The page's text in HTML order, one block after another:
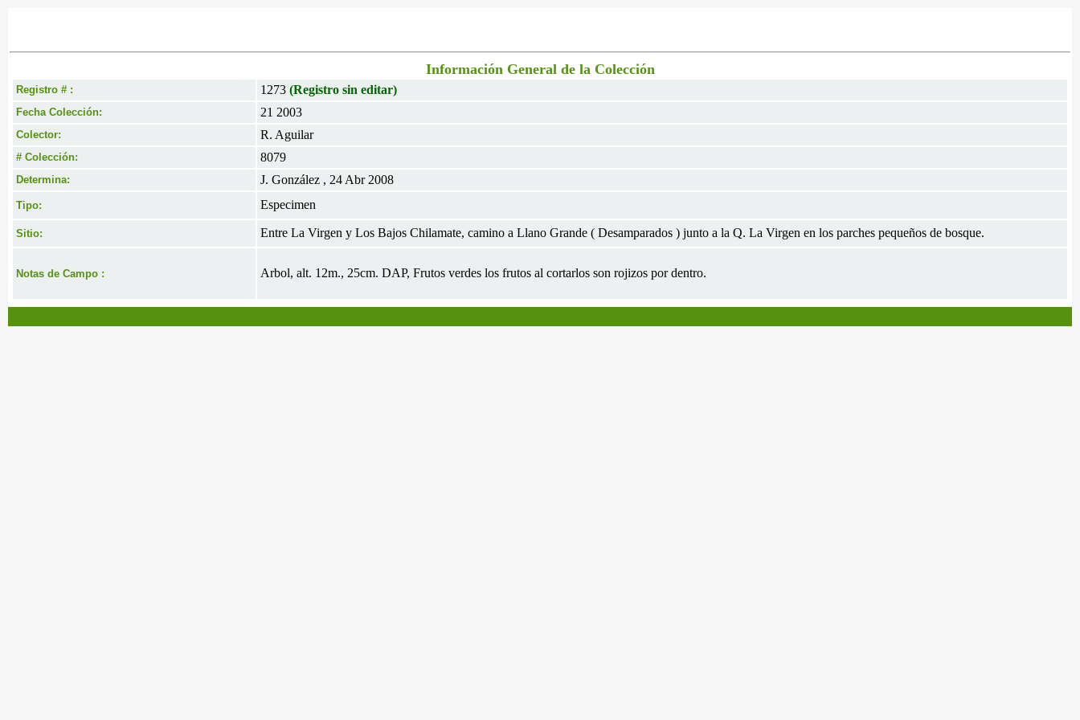
Información General de la Colección
Registro # : 1273 (Registro sin editar)
Fecha Colección: 21 2003
Colector: R. Aguilar
# Colección: 8079
Determina: J. González , 24 Abr 2008
Tipo: Especimen
Sitio: Entre La Virgen y Los Bajos Chilamate, camino a Llano Grande ( Desamparados ) junto a la Q. La Virgen en los parches pequeños de bosque.
Notas de Campo : Arbol, alt. 12m., 25cm. DAP, Frutos verdes los frutos al cortarlos son rojizos por dentro.